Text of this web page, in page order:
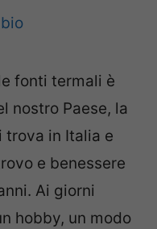
fonti termali è
nostro Paese, la
trova in Italia e
e benessere
Ai giorni
hobby, un modo